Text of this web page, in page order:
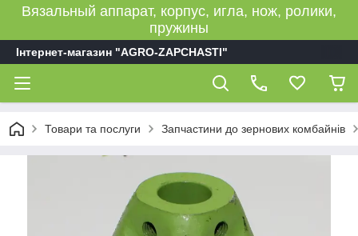
Вязальный аппарат, корпус, игла, нож, ролики,
пружины
Інтернет-магазин "AGRO-ZAPCHASTI"
Товари та послуги Запчастини до зернових комбайнів